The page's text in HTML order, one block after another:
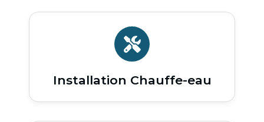
Installation Chauffe-eau